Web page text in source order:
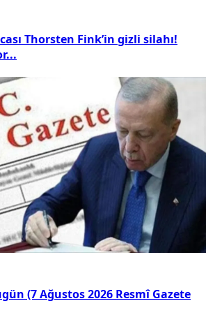
Thorsten Fink’in gizli silahı!
(7 Ağustos 2026 Resmî Gazete